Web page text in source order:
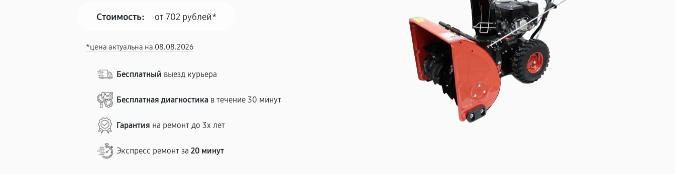
Стоимость: от 702 рублей*
*цена актуальна на 08.08.2026
Бесплатный выезд курьера
Бесплатная диагностика в течение 30 минут
Гарантия на ремонт до 3х лет
Экспресс ремонт за20 минут